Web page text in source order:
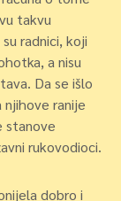
takvu
radnici, koji
a nisu
Da se išlo
ranije
stanove
rukovodioci.
dobro i